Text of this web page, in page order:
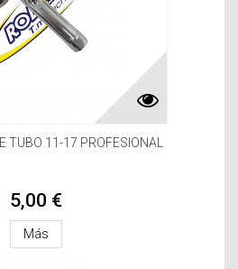
TUBO 11-17 PROFESIONAL
5,00 €
Más